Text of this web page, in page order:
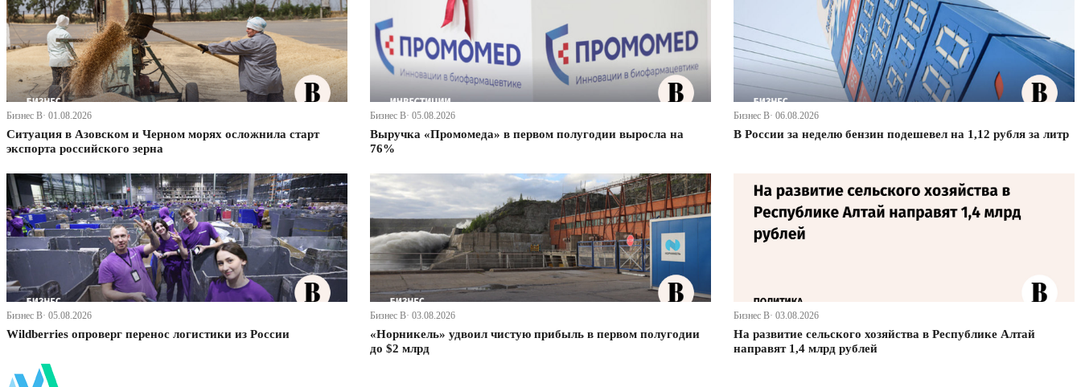
Бизнес В· 01.08.2026
Ситуация в Азовском и Черном морях осложнила старт
экспорта российского зерна
Бизнес В· 05.08.2026
Выручка «Промомеда» в первом полугодии выросла на
76%
Бизнес В· 06.08.2026
В России за неделю бензин подешевел на 1,12 рубля за литр
Бизнес В· 05.08.2026
Wildberries опроверг перенос логистики из России
Бизнес В· 03.08.2026
«Норникель» удвоил чистую прибыль в первом полугодии
до $2 млрд
Бизнес В· 03.08.2026
На развитие сельского хозяйства в Республике Алтай
направят 1,4 млрд рублей